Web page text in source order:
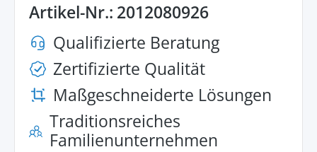
Artikel-Nr.: 2012080926
Qualifizierte Beratung
Zertifizierte Qualität
Maßgeschneiderte Lösungen
Traditionsreiches
Familienunternehmen